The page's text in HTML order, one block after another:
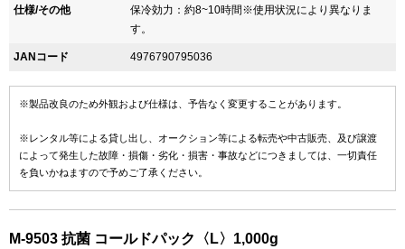
仕様/その他
保冷効力：約8~10時間※使用状況により異なりま
す。
JANコード 4976790795036
※製品改良のため外観および仕様は、予告なく変更することがあります。
※レンタル等による貸し出し、オークション等による転売や中古販売、及び譲渡
によって発生した故障・損傷・劣化・損害・事故などにつきましては、一切責任
を負いかねますので予めご了承ください。
M-9503 抗菌 コールドパック〈L〉1,000g